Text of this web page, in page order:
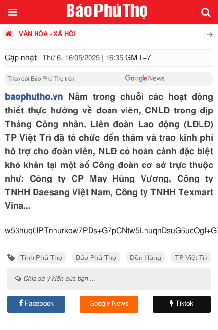
VĂN HÓA - XÃ HỘI
Cập nhật: Thứ 6, 16/05/2025 | 16:35 GMT+7
Theo dõi Báo Phú Thọ trên
baophutho.vn Nằm trong chuỗi các hoạt động
thiết thực hướng về đoàn viên, CNLĐ trong dịp
Tháng Công nhân, Liên đoàn Lao động (LĐLĐ)
TP Việt Trì đã tổ chức đến thăm và trao kinh phí
hỗ trợ cho đoàn viên, NLĐ có hoàn cảnh đặc biệt
khó khăn tại một số Công đoàn cơ sở trực thuộc
như: Công ty CP May Hùng Vương, Công ty
TNHH Daesang Việt Nam, Công ty TNHH Texmart
Vina...
Tỉnh Phú Thọ Báo Phú Thọ Đền Hùng TP Việt Trì
Chia sẻ ý kiến của bạn ...
Facebook Google News Tiktok